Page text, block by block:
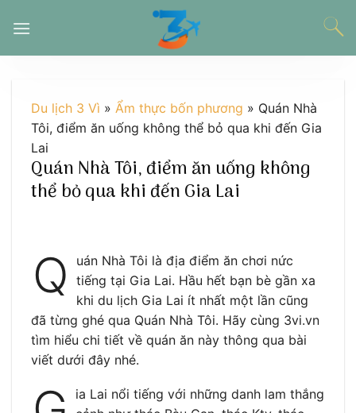
đến
Du lịch 3 Vì » Ẩm thực bốn phương » Quán Nhà
Tôi, điểm ăn uống không thể bỏ qua khi đến Gia
Lai
Quán Nhà Tôi, điểm ăn uống không
thể bỏ qua khi đến Gia Lai
Q
uán Nhà Tôi là địa điểm ăn chơi nức
tiếng tại Gia Lai. Hầu hết bạn bè gần xa
khi du lịch Gia Lai ít nhất một lần cũng
đã từng ghé qua Quán Nhà Tôi. Hãy cùng 3vi.vn
tìm hiểu chi tiết về quán ăn này thông qua bài
viết dưới đây nhé.
ia Lai nổi tiếng với những danh lam thắng